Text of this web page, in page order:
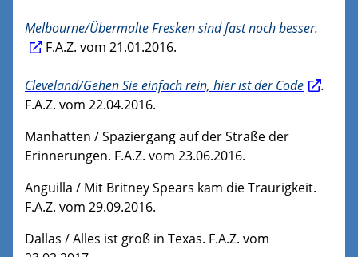
Melbourne/Übermalte Fresken sind fast noch besser.
F.A.Z. vom 21.01.2016.
Cleveland/Gehen Sie einfach rein, hier ist der Code
.
F.A.Z. vom 22.04.2016.
Manhatten / Spaziergang auf der Straße der
Erinnerungen. F.A.Z. vom 23.06.2016.
Anguilla / Mit Britney Spears kam die Traurigkeit.
F.A.Z. vom 29.09.2016.
Dallas / Alles ist groß in Texas. F.A.Z. vom